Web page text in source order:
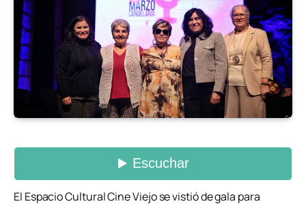
El Espacio Cultural Cine Viejo se vistió de gala para